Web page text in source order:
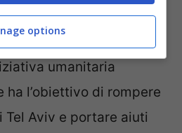
artiglieria, mentre le
E mentre la Global
umanitaria
ha l’obiettivo di rompere
Aviv e portare aiuti
options